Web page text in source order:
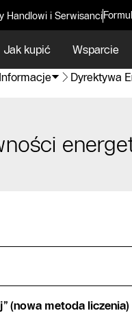
Handlowi i Serwisanci
Jak kupić Wsparcie
Informacje Dyrektywa
(nowa metoda liczenia)